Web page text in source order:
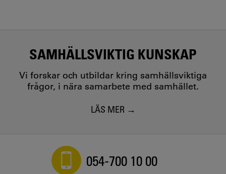
SAMHÄLLSVIKTIG KUNSKAP
Vi forskar och utbildar kring samhällsviktiga
frågor, i nära samarbete med samhället.
LÄS MER
054-700 10 00